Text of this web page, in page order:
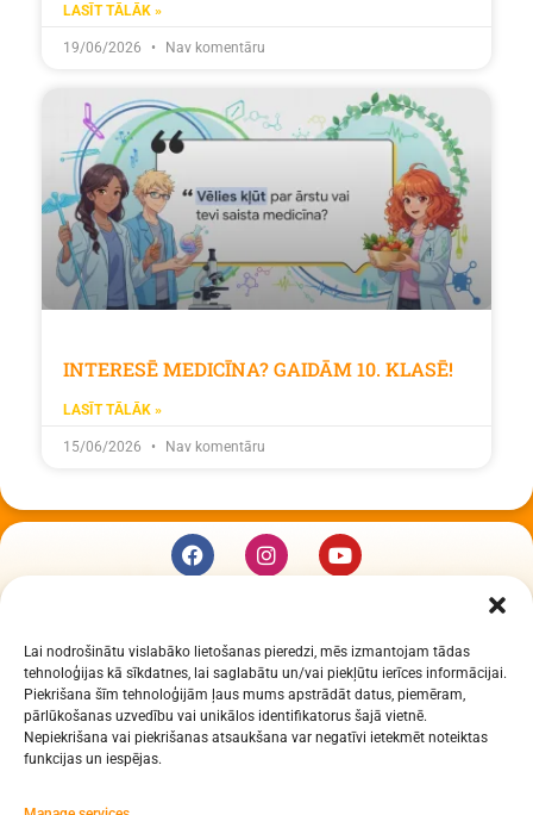
Lai nodrošinātu vislabāko lietošanas pieredzi, mēs izmantojam tādas
tehnoloģijas kā sīkdatnes, lai saglabātu un/vai piekļūtu ierīces informācijai.
Piekrišana šīm tehnoloģijām ļaus mums apstrādāt datus, piemēram,
pārlūkošanas uzvedību vai unikālos identifikatorus šajā vietnē.
Nepiekrišana vai piekrišanas atsaukšana var negatīvi ietekmēt noteiktas
funkcijas un iespējas.
LASĪT TĀLĀK »
19/06/2026 Nav komentāru
INTERESĒ MEDICĪNA? GAIDĀM 10. KLASĒ!
LASĪT TĀLĀK »
15/06/2026 Nav komentāru
Daugavpils Zinātņu vidusskola
Raiņa iela 30, Daugavpils, LV-5401
Reģ. Nr. 2713903513 (IZM)
Daugavpils valstspilsētas pašvaldība 90000077325